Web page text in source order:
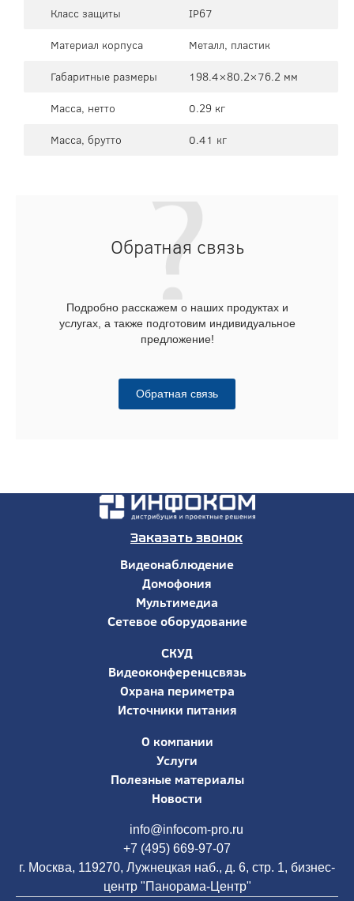
Класс защиты
IP67
Материал корпуса
Металл, пластик
Габаритные размеры
198.4×80.2×76.2 мм
Масса, нетто
0.29 кг
Масса, брутто
0.41 кг
Обратная связь
Подробно расскажем о наших продуктах и
услугах, а также подготовим индивидуальное
предложение!
Обратная связь
Заказать звонок
Видеонаблюдение
Домофония
Мультимедиа
Сетевое оборудование
СКУД
Видеоконференцсвязь
Охрана периметра
Источники питания
О компании
Услуги
Полезные материалы
Новости
info@infocom-pro.ru
+7 (495) 669-97-07
г. Москва, 119270, Лужнецкая наб., д. 6, стр. 1, бизнес-
центр "Панорама-Центр"